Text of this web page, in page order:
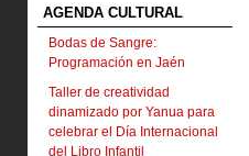
AGENDA CULTURAL
Bodas de Sangre:
Programación en Jaén
Taller de creatividad
dinamizado por Yanua para
celebrar el Día Internacional
del Libro Infantil